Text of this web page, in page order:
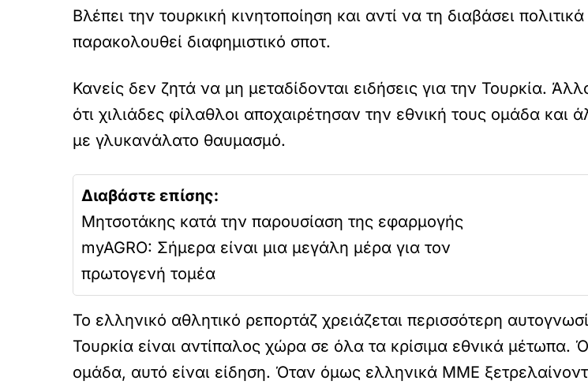
Βλέπει την τουρκική κινητοποίηση και αντί να τη διαβάσει
παρακολουθεί διαφημιστικό σποτ.
Κανείς δεν ζητά να μη μεταδίδονται ειδήσεις για την Τουρκία.
ότι χιλιάδες φίλαθλοι αποχαιρέτησαν την εθνική τους ομάδα και
με γλυκανάλατο θαυμασμό.
Διαβάστε επίσης:
Μητσοτάκης κατά την παρουσίαση της εφαρμογής
myAGRO: Σήμερα είναι μια μεγάλη μέρα για τον
πρωτογενή τομέα
Το ελληνικό αθλητικό ρεπορτάζ χρειάζεται περισσότερη
Τουρκία είναι αντίπαλος χώρα σε όλα τα κρίσιμα εθνικά
ομάδα, αυτό είναι είδηση. Όταν όμως ελληνικά ΜΜΕ